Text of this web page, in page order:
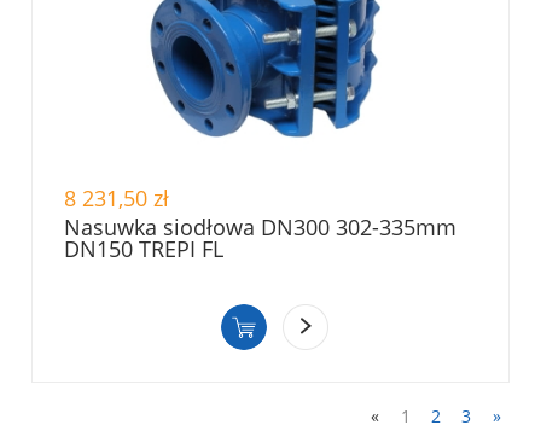
8 231,50 zł
Nasuwka siodłowa DN300 302-335mm
DN150 TREPI FL
« 1 2 3 »